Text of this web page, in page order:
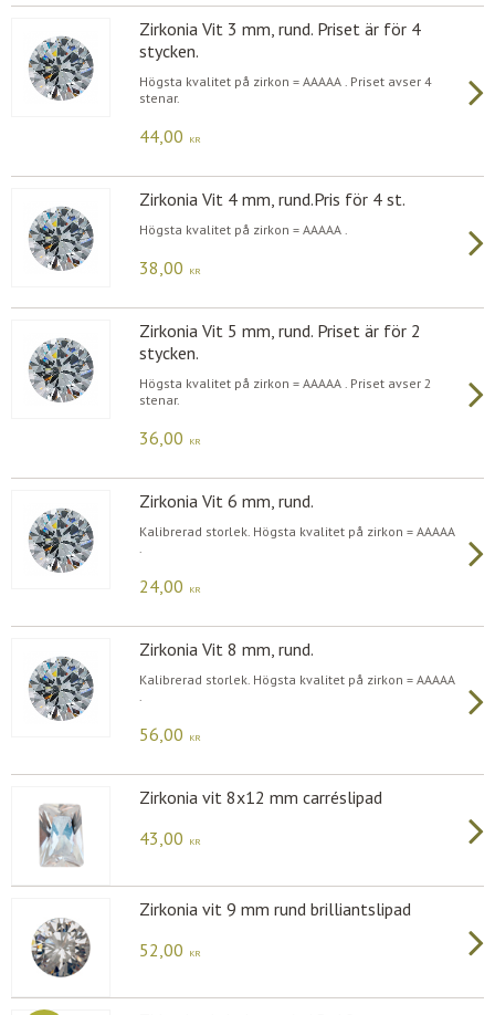
Zirkonia Vit 3 mm, rund. Priset är för 4
stycken.
Högsta kvalitet på zirkon = AAAAA . Priset avser 4
stenar.
44,00 KR
Zirkonia Vit 4 mm, rund.Pris för 4 st.
Högsta kvalitet på zirkon = AAAAA .
38,00 KR
Zirkonia Vit 5 mm, rund. Priset är för 2
stycken.
Högsta kvalitet på zirkon = AAAAA . Priset avser 2
stenar.
36,00 KR
Zirkonia Vit 6 mm, rund.
Kalibrerad storlek. Högsta kvalitet på zirkon = AAAAA
.
24,00 KR
Zirkonia Vit 8 mm, rund.
Kalibrerad storlek. Högsta kvalitet på zirkon = AAAAA
.
56,00 KR
Zirkonia vit 8x12 mm carréslipad
43,00
KR
Zirkonia vit 9 mm rund brilliantslipad
52,00
KR